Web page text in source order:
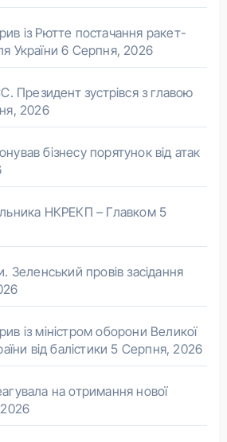
із Рютте постачання ракет-
України 6 Серпня, 2026
Президент зустрівся з главою
2026
бізнесу порятунок від атак
НКРЕКП – Главком 5
Зеленський провів засідання
із міністром оборони Великої
від балістики 5 Серпня, 2026
на отримання нової